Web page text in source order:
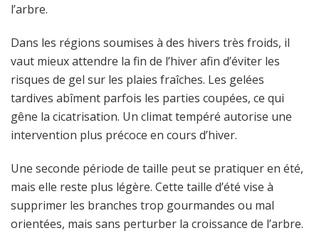
l’arbre.
Dans les régions soumises à des hivers très froids, il
vaut mieux attendre la fin de l’hiver afin d’éviter les
risques de gel sur les plaies fraîches. Les gelées
tardives abîment parfois les parties coupées, ce qui
gêne la cicatrisation. Un climat tempéré autorise une
intervention plus précoce en cours d’hiver.
Une seconde période de taille peut se pratiquer en été,
mais elle reste plus légère. Cette taille d’été vise à
supprimer les branches trop gourmandes ou mal
orientées, mais sans perturber la croissance de l’arbre.